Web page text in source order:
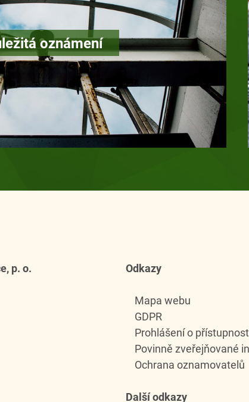
oznámení
p. o.
Odkazy
Mapa webu
GDPR
Prohlášení o
Povinně zveřejňované
Ochrana oznamovatelů
Další odkazy